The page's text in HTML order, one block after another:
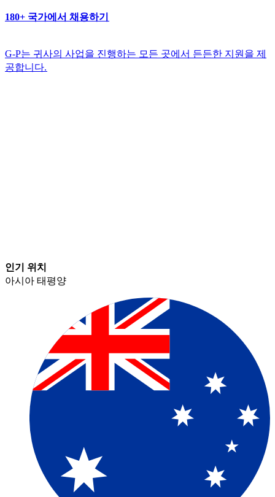
180+ 국가에서 채용하기​​
G-P는 귀사의 사업을 진행하는 모든 곳에서 든든한 지원을 제
공합니다.​​
인기 위치​​
아시아 태평양​​